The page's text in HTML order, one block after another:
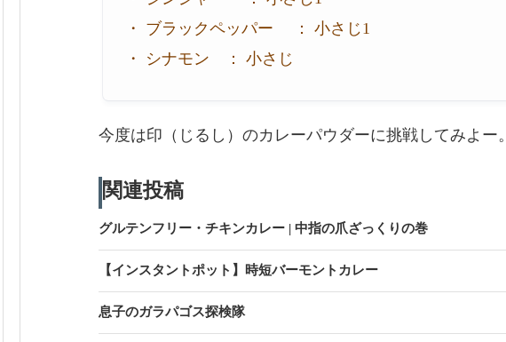
・ ブラックペッパー ： 小さじ1
・ シナモン ： 小さじ
今度は印（じるし）のカレーパウダーに挑戦してみよー。
関連投稿
グルテンフリー・チキンカレー | 中指の爪ざっくりの巻
【インスタントポット】時短バーモントカレー
息子のガラパゴス探検隊